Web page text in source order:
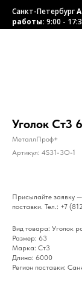
Санкт-Петербург
работы: 9:00 -
Уголок Ст3
МеталлПроф+
Артикул: 4S31-3O-1
Присылайте заявку
поставки. Тел.: +7
Вид товара: Уголок
Размер: 63
Марка: Ст3
Длина: 6000
Регион поставки: